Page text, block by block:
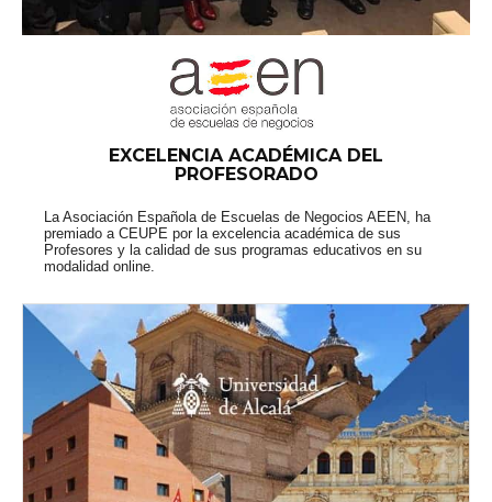
EXCELENCIA ACADÉMICA DEL
PROFESORADO
La Asociación Española de Escuelas de Negocios AEEN, ha
premiado a CEUPE por la excelencia académica de sus
Profesores y la calidad de sus programas educativos en su
modalidad online.